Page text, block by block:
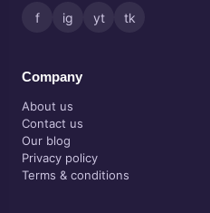
f ig yt tk
Company
About us
Contact us
Our blog
Privacy policy
Terms & conditions